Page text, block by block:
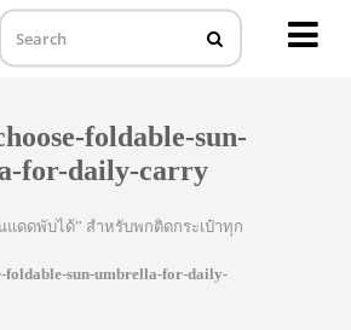
foldable-sun-
for-daily-carry
แดดพับได้” สำหรับพกติดกระเป๋าทุก
foldable-sun-umbrella-for-daily-